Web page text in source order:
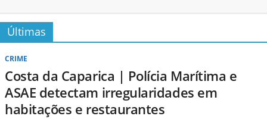
Últimas
CRIME
Costa da Caparica | Polícia Marítima e
ASAE detectam irregularidades em
habitações e restaurantes